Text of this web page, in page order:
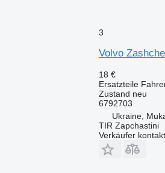
3
Volvo
18 €
Ersatzteile
Zustand neu
6792703
Ukraine,
TIR Zapchastini
Verkäufer